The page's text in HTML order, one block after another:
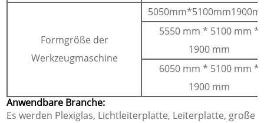
Formgröße der
Werkzeugmaschine
5550 mm * 5100 mm *
1900 mm
6050 mm * 5100 mm *
1900 mm
Anwendbare Branche:
Es werden Plexiglas, Lichtleiterplatte, Leiterplatte, große